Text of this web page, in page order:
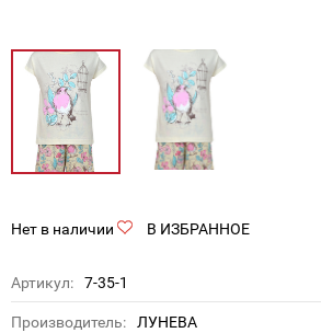
Нет в наличии В ИЗБРАННОЕ
Артикул: 7-35-1
Производитель: ЛУНЕВА